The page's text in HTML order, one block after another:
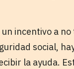
incentivo a
social,
la ayuda.